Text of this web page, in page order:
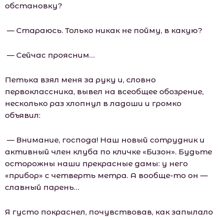
обстановку?
— Стараюсь. Только никак не пойму, в какую?
— Сейчас проясним…
Петька взял меня за руку и, словно
первоклассника, вывел на всеобщее обозрение,
несколько раз хлопнул в ладоши и громко
объявил:
— Внимание, господа! Наш новый сотрудник и
активный член клуба по кличке «Бизон». Будьте
осторожны наши прекрасные дамы: у него
«прибор» с четверть метра. А вообще-то он —
славный парень…
Я густо покраснел, почувствовав, как запылало